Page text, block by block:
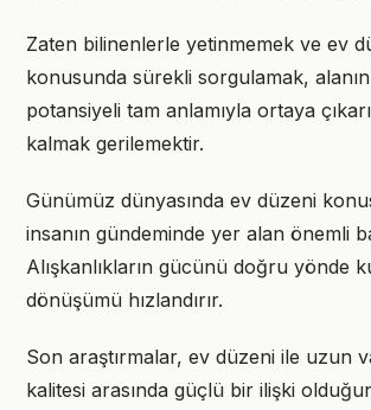
Zaten bilinenlerle yetinmemek ve ev
konusunda sürekli sorgulamak,
potansiyeli tam anlamıyla ortaya
kalmak gerilemektir.
Günümüz dünyasında ev düzeni
insanın gündeminde yer alan önemli
Alışkanlıkların gücünü doğru yönde
dönüşümü hızlandırır.
Son araştırmalar, ev düzeni ile uzun
kalitesi arasında güçlü bir ilişki